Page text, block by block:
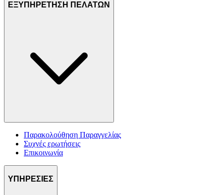
ΕΞΥΠΗΡΕΤΗΣΗ ΠΕΛΑΤΩΝ
Παρακολούθηση Παραγγελίας
Συχνές ερωτήσεις
Επικοινωνία
ΥΠΗΡΕΣΙΕΣ